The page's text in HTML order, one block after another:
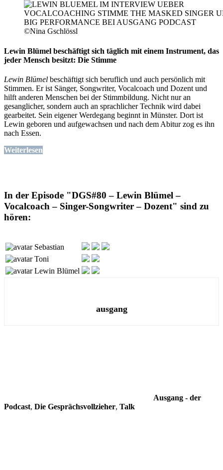
©Nina Gschlössl
Lewin Blümel beschäftigt sich täglich mit einem Instrument, das
jeder Mensch besitzt: Die Stimme
Lewin Blümel beschäftigt sich beruflich und auch persönlich mit
Stimmen. Er ist Sänger, Songwriter, Vocalcoach und Dozent und
hilft anderen Menschen bei der Stimmbildung. Nicht nur an
gesanglicher, sondern auch an sprachlicher Technik wird dabei
gearbeitet. Sein eigener Werdegang beginnt in Münster. Dort ist
Lewin geboren und aufgewachsen und nach dem Abitur zog es ihn
nach Essen.
Weiterlesen
In der Episode "DGS#80 – Lewin Blümel –
Vocalcoach – Singer-Songwriter – Dozent" sind zu
hören:
Sebastian
Toni
Lewin Blümel
ausgang
Ausgang - der
Podcast, Die Gesprächsvollzieher, Talk